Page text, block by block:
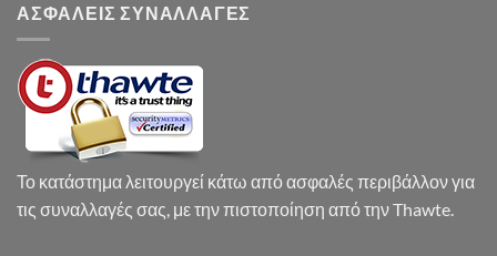
ΑΣΦΑΛΕΙΣ ΣΥΝΑΛΛΑΓΕΣ
Το κατάστημα λειτουργεί κάτω από ασφαλές περιβάλλον για
τις συναλλαγές σας, με την πιστοποίηση από την Thawte.